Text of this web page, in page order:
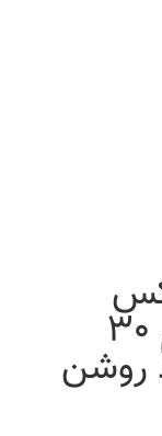
شماره N7-E8 حجم 30
روشن